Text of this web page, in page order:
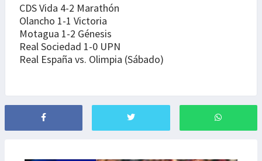
CDS Vida 4-2 Marathón
Olancho 1-1 Victoria
Motagua 1-2 Génesis
Real Sociedad 1-0 UPN
Real España vs. Olimpia (Sábado)